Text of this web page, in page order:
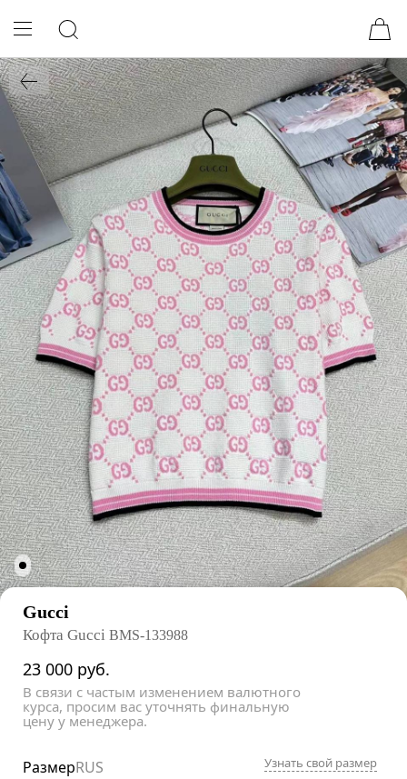
Gucci
Кофта Gucci BMS-133988
23 000 руб.
В связи с частым изменением валютного
курса, просим вас уточнять финальную
цену у менеджера.
РазмерRUS Узнать свой размер